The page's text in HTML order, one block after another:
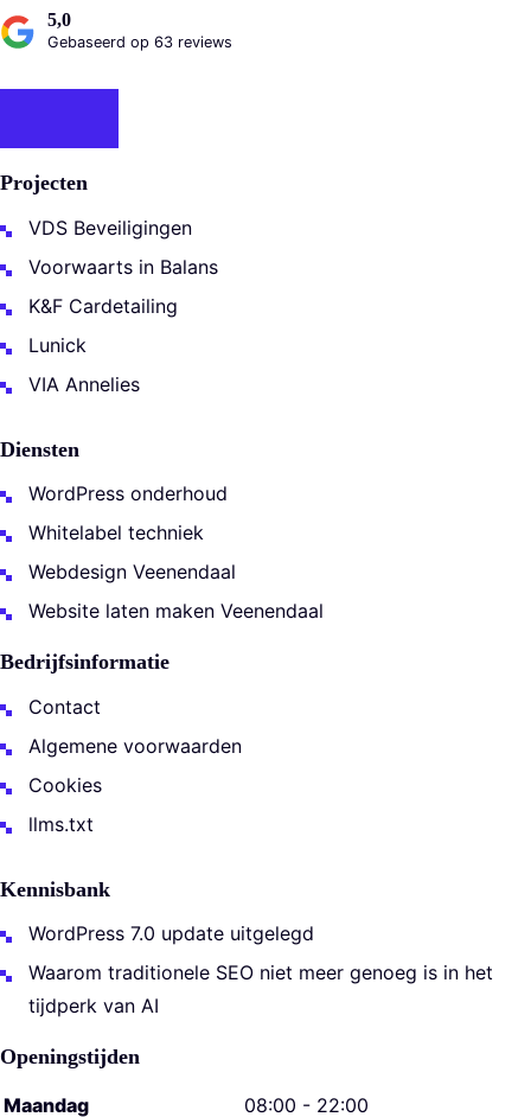
5,0
Gebaseerd op 63 reviews
Projecten
VDS Beveiligingen
Voorwaarts in Balans
K&F Cardetailing
Lunick
VIA Annelies
Diensten
WordPress onderhoud
Whitelabel techniek
Webdesign Veenendaal
Website laten maken Veenendaal
Bedrijfsinformatie
Contact
Algemene voorwaarden
Cookies
llms.txt
Kennisbank
WordPress 7.0 update uitgelegd
Waarom traditionele SEO niet meer genoeg is in het
tijdperk van AI
Openingstijden
Maandag 08:00 - 22:00